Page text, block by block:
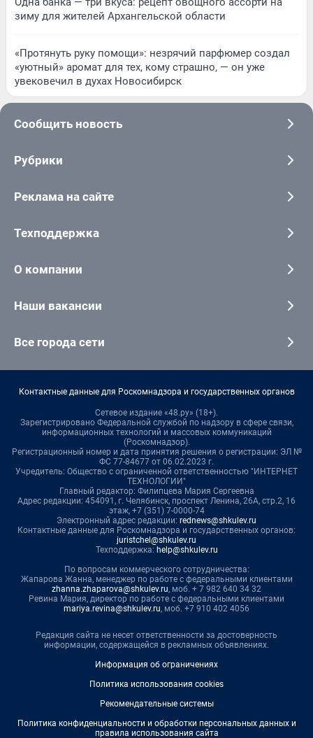
зиму для жителей Архангельской области
«Протянуть руку помощи»: незрячий парфюмер создал
«уютный» аромат для тех, кому страшно, — он уже
увековечил в духах Новосибирск
Сообщить новость
Рубрики
Реклама на сайте
Техподдержка
О компании
Наши вакансии
Все города сети
Контактные данные для Роскомнадзора и государственных органов
Сетевое издание «48.ру» (18+).
Зарегистрировано Федеральной службой по надзору в сфере связи,
информационных технологий и массовых коммуникаций
(Роскомнадзор).
Регистрационный номер и дата принятия решения о регистрации: ЭЛ №
ФС 77-84677 от 06.02.2023 г.
Учредитель: Общество с ограниченной ответственностью "ИНТЕРНЕТ
ТЕХНОЛОГИИ"
Главный редактор: Филипцева Мария Сергеевна
Адрес редакции: 454091, г. Челябинск, проспект Ленина, 26А, стр.2, 16
этаж, +7 (351) 7-0000-74
Электронный адрес редакции: rednews@shkulev.ru
Контактные данные для Роскомнадзора и государственных органов:
juristchel@shkulev.ru
Техподдержка: help@shkulev.ru
По вопросам коммерческого сотрудничества:
Жапарова Жанна, менеджер по работе с федеральными клиентами
zhanna.zhaparova@shkulev.ru, моб. + 7 982 640 34 32
Ревина Мария, директор по работе с федеральными клиентами
mariya.revina@shkulev.ru, моб. +7 910 402 4056
Редакция сайта не несет ответственности за достоверность
информации, содержащейся в рекламных объявлениях.
Информация об ограничениях
Политика использования cookies
Рекомендательные системы
Политика конфиденциальности и обработки персональных данных и
правила использования сайта